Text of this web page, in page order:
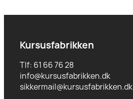
Kursusfabrikken
Tlf: 61 66 76 28
info@kursusfabrikken.dk
sikkermail@kursusfabrikken.dk